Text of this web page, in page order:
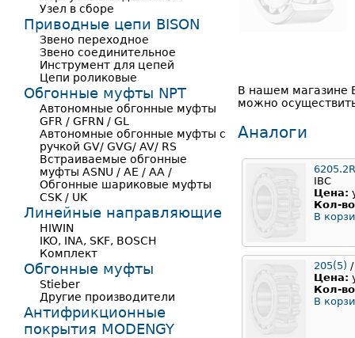
В нашем магазине
можно
Аналоги
IBC
Цена:
Кол-
В
205(5)
Цена:
Кол-
В
Узел в сборе
Приводные цепи BISON
Звено переходное
Звено соединительное
Инструмент для цепей
Цепи роликовые
Обгонные муфты NPT
Автономные обгонные муфты
GFR / GFRN / GL
Автономные обгонные муфты с
ручкой GV/ GVG/ AV/ RS
Встраиваемые обгонные
муфты ASNU / AE / AA /
Обгонные шариковые муфты
CSK / UK
Линейные направляющие
HIWIN
IKO, INA, SKF, BOSCH
Комплект
Обгонные муфты
Stieber
Другие производители
Антифрикционные
покрытия MODENGY